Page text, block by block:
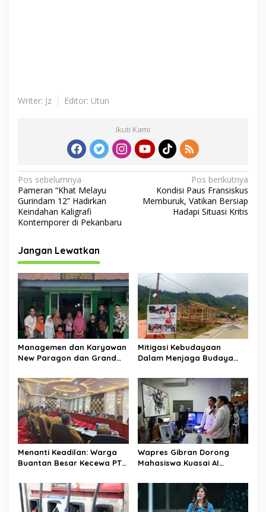
Writer: Jz Editor: Utun
Ikuti Kami
N
a
v
g
a
s
i
p
o
s
Pos sebelumnya
Pameran “Khat Melayu
Gurindam 12” Hadirkan
Keindahan Kaligrafi
Kontemporer di Pekanbaru
Pos berikutnya
Kondisi Paus Fransiskus
Memburuk, Vatikan Bersiap
Hadapi Situasi Kritis
Jangan Lewatkan
Managemen dan Karyawan
New Paragon dan Grand
Sembako Di dua Panti
Asuhan
Mitigasi Kebudayaan
Dalam Menjaga Budaya
Menanti Keadilan: Warga
Buantan Besar Kecewa PT
DPRD
Wapres Gibran Dorong
Mahasiswa Kuasai AI
Mampu Bersaing di Era
Transformasi Digital